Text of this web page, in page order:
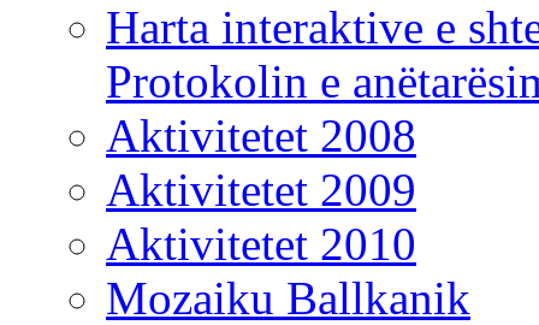
Harta interaktive e
Protokolin e
Aktivitetet 2008
Aktivitetet 2009
Aktivitetet 2010
Mozaiku Ballkanik